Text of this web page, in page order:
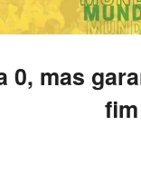
0, mas
fim